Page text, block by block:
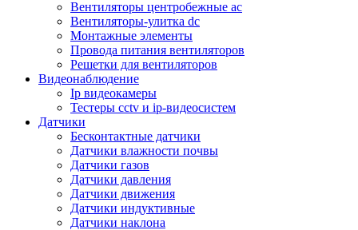
Вентиляторы центробежные ac
Вентиляторы-улитка dc
Монтажные элементы
Провода питания вентиляторов
Решетки для вентиляторов
Видеонаблюдение
Ip видеокамеры
Тестеры cctv и ip-видеосистем
Датчики
Бесконтактные датчики
Датчики влажности почвы
Датчики газов
Датчики давления
Датчики движения
Датчики индуктивные
Датчики наклона